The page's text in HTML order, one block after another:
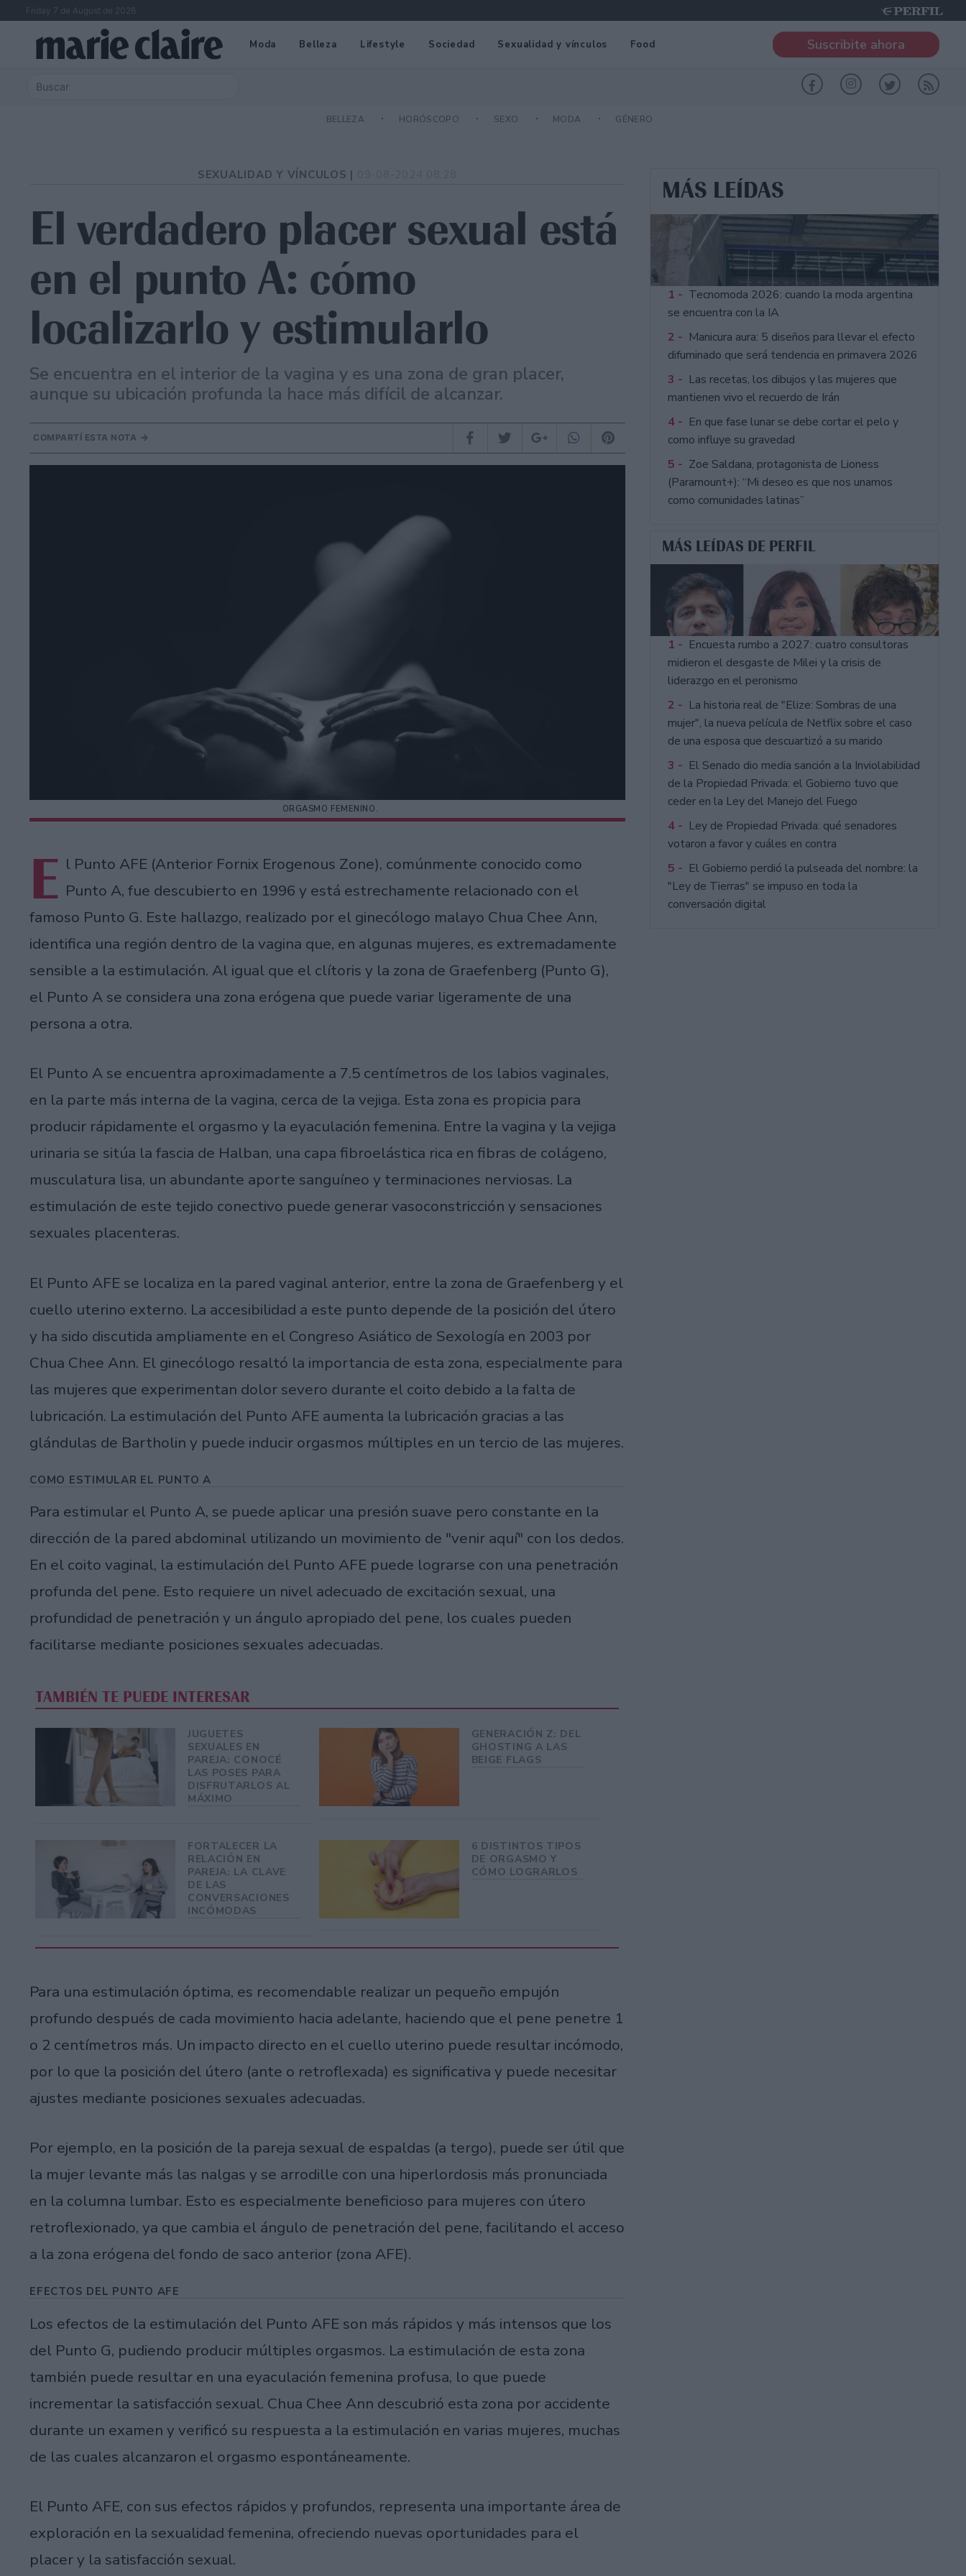
Friday 7 de August de 2026
Moda Belleza Lifestyle Sociedad Sexualidad y vínculos Food Suscribite ahora
BELLEZA HORÓSCOPO SEXO MODA GÉNERO
SEXUALIDAD Y VÍNCULOS |
El verdadero placer sexual está
en el punto A: cómo
localizarlo y estimularlo
Se encuentra en el interior de la vagina y es una zona de gran placer,
aunque su ubicación profunda la hace más difícil de alcanzar.
COMPARTÍ ESTA NOTA
ORGASMO FEMENINO.
E l Punto AFE (Anterior Fornix Erogenous Zone), comúnmente conocido como
Punto A, fue descubierto en 1996 y está estrechamente relacionado con el
famoso Punto G. Este hallazgo, realizado por el ginecólogo malayo Chua Chee Ann,
identifica una región dentro de la vagina que, en algunas mujeres, es extremadamente
sensible a la estimulación. Al igual que el clítoris y la zona de Graefenberg (Punto G),
el Punto A se considera una zona erógena que puede variar ligeramente de una
persona a otra.
El Punto A se encuentra aproximadamente a 7.5 centímetros de los labios vaginales,
en la parte más interna de la vagina, cerca de la vejiga. Esta zona es propicia para
producir rápidamente el orgasmo y la eyaculación femenina. Entre la vagina y la vejiga
urinaria se sitúa la fascia de Halban, una capa fibroelástica rica en fibras de colágeno,
musculatura lisa, un abundante aporte sanguíneo y terminaciones nerviosas. La
estimulación de este tejido conectivo puede generar vasoconstricción y sensaciones
sexuales placenteras.
El Punto AFE se localiza en la pared vaginal anterior, entre la zona de Graefenberg y el
cuello uterino externo. La accesibilidad a este punto depende de la posición del útero
y ha sido discutida ampliamente en el Congreso Asiático de Sexología en 2003 por
Chua Chee Ann. El ginecólogo resaltó la importancia de esta zona, especialmente para
las mujeres que experimentan dolor severo durante el coito debido a la falta de
lubricación. La estimulación del Punto AFE aumenta la lubricación gracias a las
glándulas de Bartholin y puede inducir orgasmos múltiples en un tercio de las mujeres.
COMO ESTIMULAR EL PUNTO A
Para estimular el Punto A, se puede aplicar una presión suave pero constante en la
dirección de la pared abdominal utilizando un movimiento de "venir aquí" con los dedos.
En el coito vaginal, la estimulación del Punto AFE puede lograrse con una penetración
profunda del pene. Esto requiere un nivel adecuado de excitación sexual, una
profundidad de penetración y un ángulo apropiado del pene, los cuales pueden
facilitarse mediante posiciones sexuales adecuadas.
TAMBIÉN TE PUEDE INTERESAR
JUGUETES
SEXUALES EN
PAREJA: CONOCÉ
LAS POSES PARA
DISFRUTARLOS AL
MÁXIMO
GENERACIÓN Z: DEL
GHOSTING A LAS
BEIGE FLAGS
FORTALECER LA
RELACIÓN EN
PAREJA: LA CLAVE
DE LAS
CONVERSACIONES
INCÓMODAS
6 DISTINTOS TIPOS
DE ORGASMO Y
CÓMO LOGRARLOS
Para una estimulación óptima, es recomendable realizar un pequeño empujón
profundo después de cada movimiento hacia adelante, haciendo que el pene penetre 1
o 2 centímetros más. Un impacto directo en el cuello uterino puede resultar incómodo,
por lo que la posición del útero (ante o retroflexada) es significativa y puede necesitar
ajustes mediante posiciones sexuales adecuadas.
Por ejemplo, en la posición de la pareja sexual de espaldas (a tergo), puede ser útil que
la mujer levante más las nalgas y se arrodille con una hiperlordosis más pronunciada
en la columna lumbar. Esto es especialmente beneficioso para mujeres con útero
retroflexionado, ya que cambia el ángulo de penetración del pene, facilitando el acceso
a la zona erógena del fondo de saco anterior (zona AFE).
EFECTOS DEL PUNTO AFE
Los efectos de la estimulación del Punto AFE son más rápidos y más intensos que los
del Punto G, pudiendo producir múltiples orgasmos. La estimulación de esta zona
también puede resultar en una eyaculación femenina profusa, lo que puede
incrementar la satisfacción sexual. Chua Chee Ann descubrió esta zona por accidente
durante un examen y verificó su respuesta a la estimulación en varias mujeres, muchas
de las cuales alcanzaron el orgasmo espontáneamente.
El Punto AFE, con sus efectos rápidos y profundos, representa una importante área de
exploración en la sexualidad femenina, ofreciendo nuevas oportunidades para el
placer y la satisfacción sexual.
MÁS LEÍDAS
1 - Tecnomoda 2026: cuando la moda argentina
se encuentra con la IA
2 - Manicura aura: 5 diseños para llevar el efecto
difuminado que será tendencia en primavera 2026
3 - Las recetas, los dibujos y las mujeres que
mantienen vivo el recuerdo de Irán
4 - En que fase lunar se debe cortar el pelo y
como influye su gravedad
5 - Zoe Saldana, protagonista de Lioness
(Paramount+): “Mi deseo es que nos unamos
como comunidades latinas”
MÁS LEÍDAS DE PERFIL
1 - Encuesta rumbo a 2027: cuatro consultoras
midieron el desgaste de Milei y la crisis de
liderazgo en el peronismo
2 - La historia real de "Elize: Sombras de una
mujer", la nueva película de Netflix sobre el caso
de una esposa que descuartizó a su marido
3 - El Senado dio media sanción a la Inviolabilidad
de la Propiedad Privada: el Gobierno tuvo que
ceder en la Ley del Manejo del Fuego
4 - Ley de Propiedad Privada: qué senadores
votaron a favor y cuáles en contra
5 - El Gobierno perdió la pulseada del nombre: la
"Ley de Tierras" se impuso en toda la
conversación digital